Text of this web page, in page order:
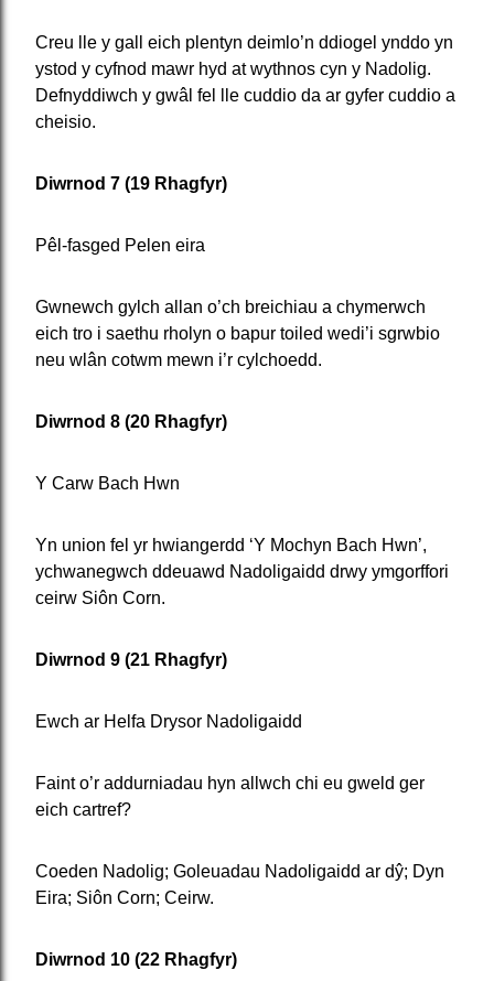
Creu lle y gall eich plentyn deimlo’n ddiogel ynddo yn
ystod y cyfnod mawr hyd at wythnos cyn y Nadolig.
Defnyddiwch y gwâl fel lle cuddio da ar gyfer cuddio a
cheisio.
Diwrnod 7 (19 Rhagfyr)
Pêl-fasged Pelen eira
Gwnewch gylch allan o’ch breichiau a chymerwch
eich tro i saethu rholyn o bapur toiled wedi’i sgrwbio
neu wlân cotwm mewn i’r cylchoedd.
Diwrnod 8 (20 Rhagfyr)
Y Carw Bach Hwn
Yn union fel yr hwiangerdd ‘Y Mochyn Bach Hwn’,
ychwanegwch ddeuawd Nadoligaidd drwy ymgorffori
ceirw Siôn Corn.
Diwrnod 9 (21 Rhagfyr)
Ewch ar Helfa Drysor Nadoligaidd
Faint o’r addurniadau hyn allwch chi eu gweld ger
eich cartref?
Coeden Nadolig; Goleuadau Nadoligaidd ar dŷ; Dyn
Eira; Siôn Corn; Ceirw.
Diwrnod 10 (22 Rhagfyr)